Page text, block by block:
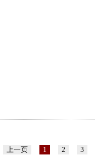
上一页 1 2 3